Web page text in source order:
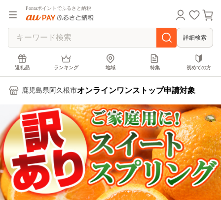
Pontaポイントでふるさと納税
詳細検索
返礼品 ランキング 地域 特集 初めての方
鹿児島県阿久根市オンラインワンストップ申請対象